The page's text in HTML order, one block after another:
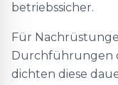
betriebssicher.
Für
Durchführungen
dichten diese